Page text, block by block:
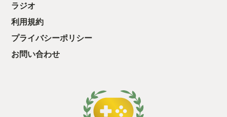
ラジオ
利用規約
プライバシーポリシー
お問い合わせ